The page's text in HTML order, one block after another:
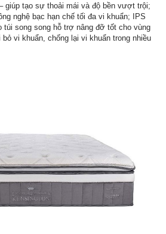
giúp tạo sự thoải mái và độ bền vượt trội;
nghệ bạc hạn chế tối đa vi khuẩn; IPS
túi song song hỗ trợ nâng đỡ tốt cho vùng
vi khuẩn, chống lại vi khuẩn trong nhiều